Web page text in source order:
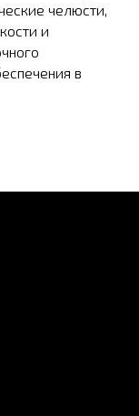
челюсти,
и
в